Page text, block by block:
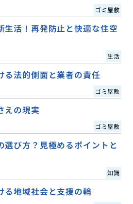
ゴミ屋敷
生活！再発防止と快適な住空
生活
る法的側面と業者の責任
ゴミ屋敷
えの現実
ゴミ屋敷
選び方？見極めるポイントと
知識
る地域社会と支援の輪